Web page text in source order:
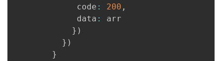
             code
: 200 ,
             data
:
arr
} )
} )
}